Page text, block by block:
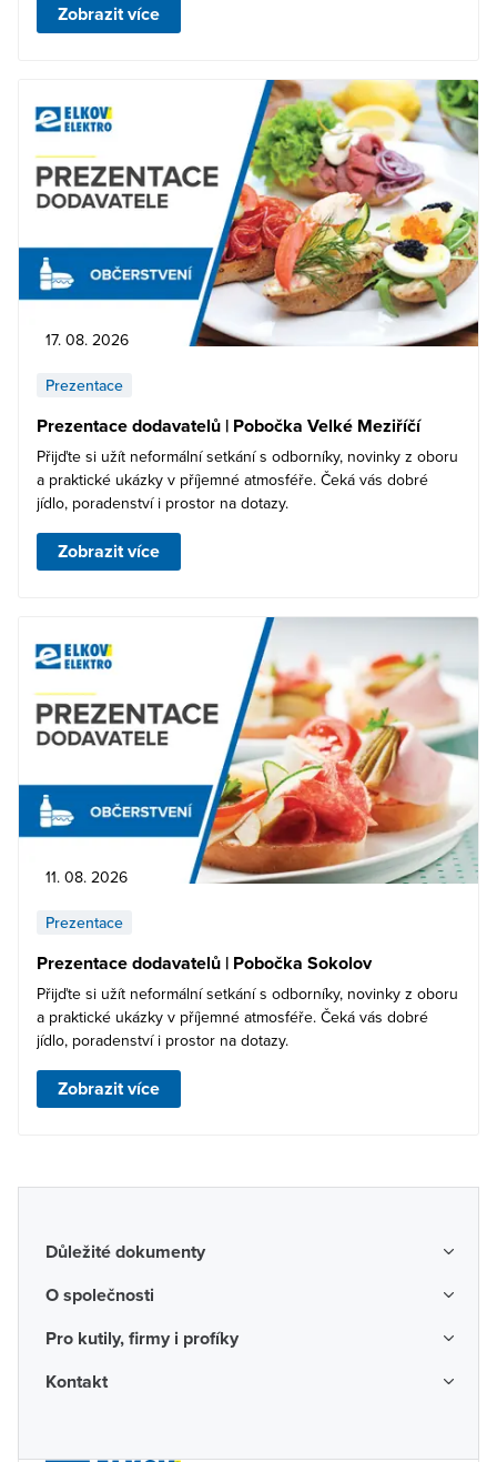
Zobrazit více
17. 08. 2026
Prezentace
Prezentace dodavatelů | Pobočka Velké Meziříčí
Přijďte si užít neformální setkání s odborníky, novinky z oboru
a praktické ukázky v příjemné atmosféře. Čeká vás dobré
jídlo, poradenství i prostor na dotazy.
Zobrazit více
11. 08. 2026
Prezentace
Prezentace dodavatelů | Pobočka Sokolov
Přijďte si užít neformální setkání s odborníky, novinky z oboru
a praktické ukázky v příjemné atmosféře. Čeká vás dobré
jídlo, poradenství i prostor na dotazy.
Zobrazit více
Důležité dokumenty
Obchodní podmínky
Reklamace a vrácení zboží
Odstoupení od smlouvy
O společnosti
O nás
Pro kutily, firmy i profíky
Katalogy probíhajících akcí
Kontakt